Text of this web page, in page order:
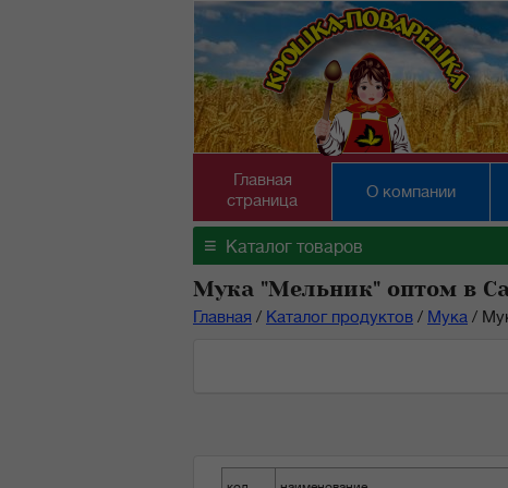
Главная
страница
О компании
≡ Каталог товаров
Мука "Мельник" оптом в
Главная / Каталог продуктов / Мука /